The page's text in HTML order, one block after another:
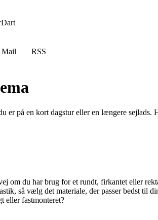
Dart
Mail
RSS
på en kort dagstur eller en længere sejlads.
om du har brug for et rundt, firkantet eller
så vælg det materiale, der passer bedst til
eller fastmonteret?